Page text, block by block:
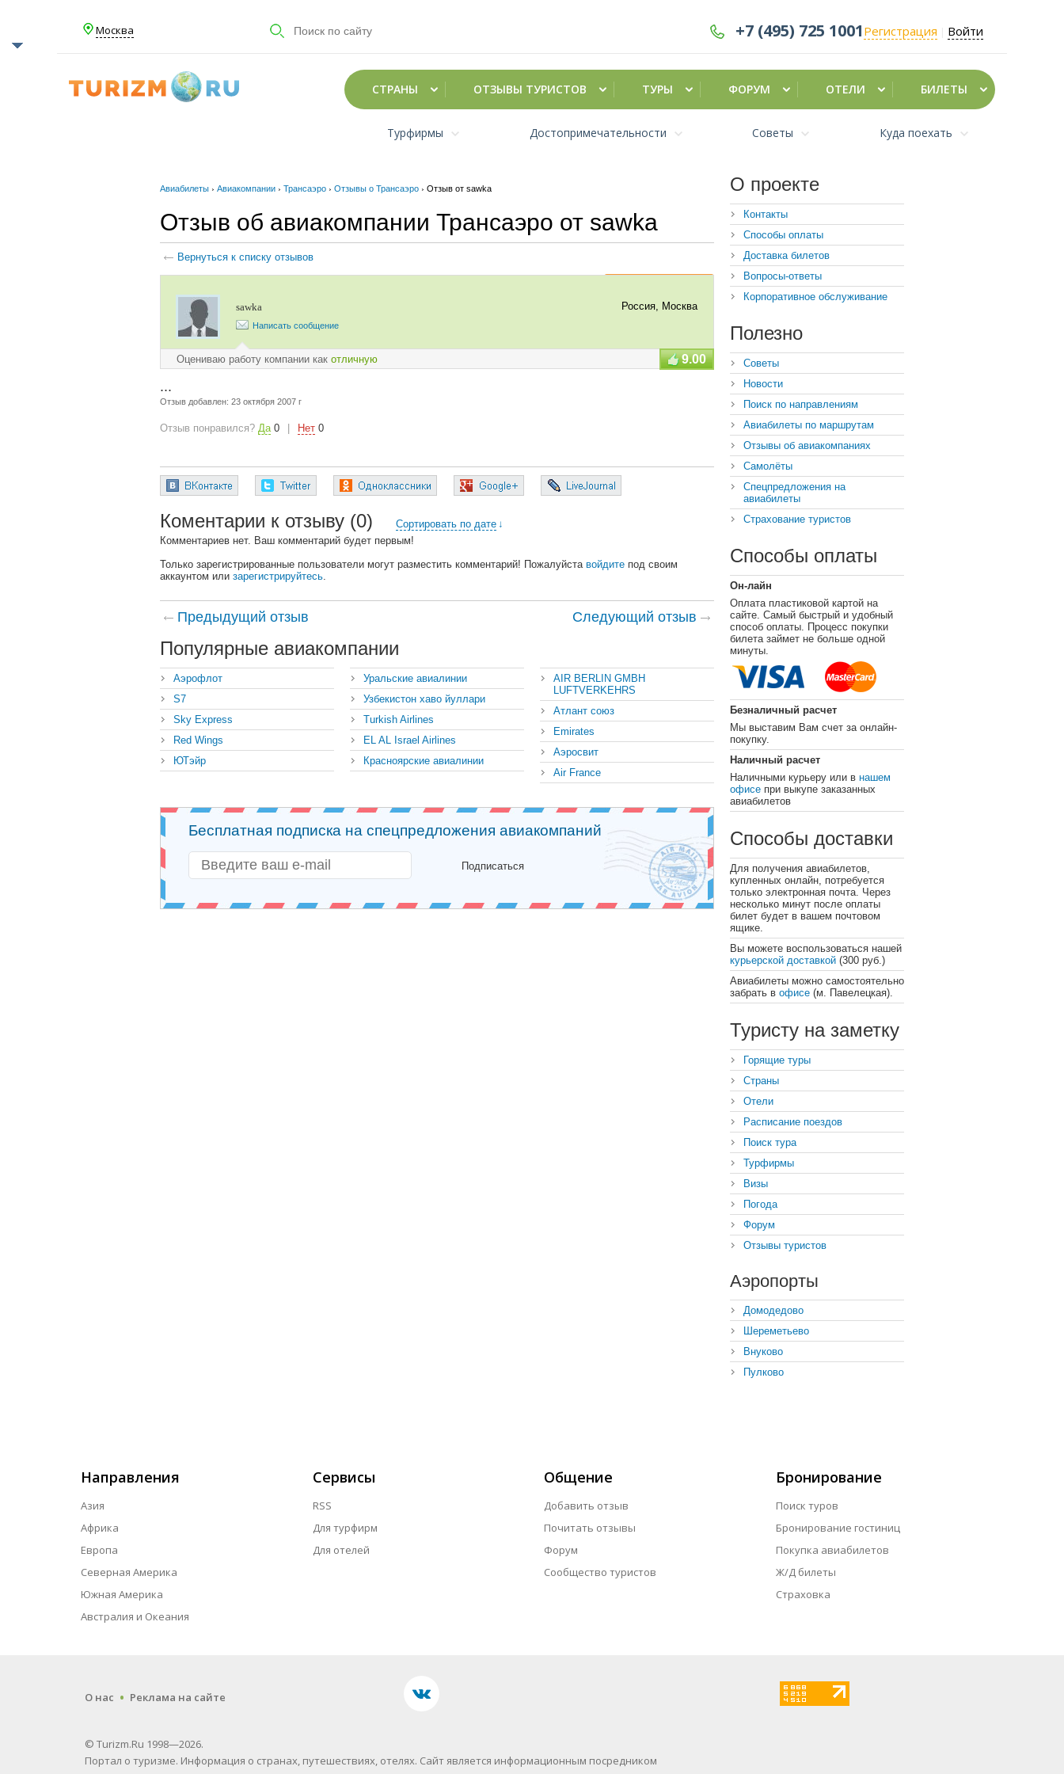
Москва +7 (495) 725 1001 Регистрация Войти
СТРАНЫ ОТЗЫВЫ ТУРИСТОВ ТУРЫ ФОРУМ ОТЕЛИ БИЛЕТЫ
Турфирмы Достопримечательности Советы Куда поехать
Авиабилеты › Авиакомпании › Трансаэро › Отзывы о Трансаэро › Отзыв от sawka
Отзыв об авиакомпании Трансаэро от sawka
Вернуться к списку отзывов
sawka
Написать сообщение
Россия, Москва
Оцениваю работу компании как отличную 9.00
...
Отзыв добавлен: 23 октября 2007 г
Отзыв понравился? Да 0 Нет 0
Коментарии к отзыву (0) Сортировать по дате ↓
Комментариев нет. Ваш комментарий будет первым!
Только зарегистрированные пользователи могут разместить комментарий! Пожалуйста войдите под своим
аккаунтом или зарегистрируйтесь.
Предыдущий отзыв Следующий отзыв
Популярные авиакомпании
Аэрофлот
S7
Sky Express
Red Wings
ЮТэйр
Уральские авиалинии
Узбекистон хаво йуллари
Turkish Airlines
EL AL Israel Airlines
Красноярские авиалинии
AIR BERLIN GMBH
LUFTVERKEHRS
Атлант союз
Emirates
Аэросвит
Air France
Бесплатная подписка на спецпредложения авиакомпаний
Подписаться
О проекте
Контакты
Способы оплаты
Доставка билетов
Вопросы-ответы
Корпоративное обслуживание
Полезно
Советы
Новости
Поиск по направлениям
Авиабилеты по маршрутам
Отзывы об авиакомпаниях
Самолёты
Спецпредложения на
авиабилеты
Страхование туристов
Способы оплаты
Он-лайн
Оплата пластиковой картой на
сайте. Самый быстрый и удобный
способ оплаты. Процесс покупки
билета займет не больше одной
минуты.
Безналичный расчет
Мы выставим Вам счет за онлайн-
покупку.
Наличный расчет
Наличными курьеру или в нашем
офисе при выкупе заказанных
авиабилетов
Способы доставки
Для получения авиабилетов,
купленных онлайн, потребуется
только электронная почта. Через
несколько минут после оплаты
билет будет в вашем почтовом
ящике.
Вы можете воспользоваться нашей
курьерской доставкой (300 руб.)
Авиабилеты можно самостоятельно
забрать в офисе (м. Павелецкая).
Туристу на заметку
Горящие туры
Страны
Отели
Расписание поездов
Поиск тура
Турфирмы
Визы
Погода
Форум
Отзывы туристов
Аэропорты
Домодедово
Шереметьево
Внуково
Пулково
Направления
Азия
Африка
Европа
Северная Америка
Южная Америка
Австралия и Океания
Сервисы
RSS
Для турфирм
Для отелей
Общение
Добавить отзыв
Почитать отзывы
Форум
Сообщество туристов
Бронирование
Поиск туров
Бронирование гостиниц
Покупка авиабилетов
Ж/Д билеты
Страховка
О нас . Реклама на сайте
© Turizm.Ru 1998—2026.
Портал о туризме. Информация о странах, путешествиях, отелях. Сайт является информационным посредником